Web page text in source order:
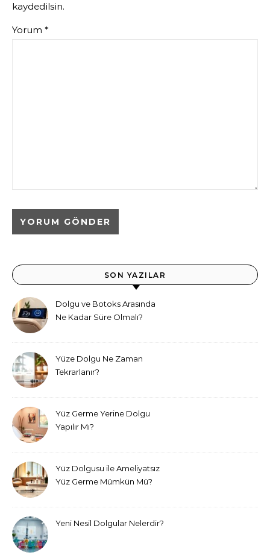
kaydedilsin.
Yorum *
SON YAZILAR
Dolgu ve Botoks Arasında
Ne Kadar Süre Olmalı?
Yüze Dolgu Ne Zaman
Tekrarlanır?
Yüz Germe Yerine Dolgu
Yapılır Mı?
Yüz Dolgusu ile Ameliyatsız
Yüz Germe Mümkün Mü?
Yeni Nesil Dolgular Nelerdir?